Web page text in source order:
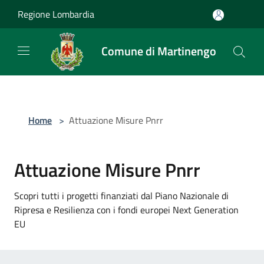
Regione Lombardia
Comune di Martinengo
Home > Attuazione Misure Pnrr
Attuazione Misure Pnrr
Scopri tutti i progetti finanziati dal Piano Nazionale di
Ripresa e Resilienza con i fondi europei Next Generation
EU